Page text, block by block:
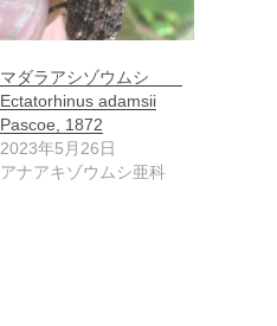
マダラアシゾウムシ
Ectatorhinus adamsii
Pascoe, 1872
2023年5月26日
アナアキゾウムシ亜科